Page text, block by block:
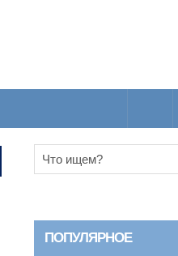
ПОПУЛЯРНОЕ